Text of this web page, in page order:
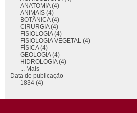
ANATOMIA (4)
ANIMAIS (4)
BOTÂNICA (4)
CIRURGIA (4)
FISIOLOGIA (4)
FISIOLOGIA VEGETAL (4)
FÍSICA (4)
GEOLOGIA (4)
HIDROLOGIA (4)
... Mais
Data de publicação
1834 (4)